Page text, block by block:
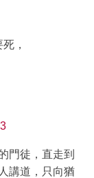
，
門徒，直走到
講道，只向猶